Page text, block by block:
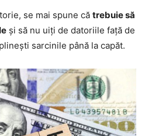
se mai spune că trebuie să
și să nu uiți de datoriile față de
sarcinile până la capăt.